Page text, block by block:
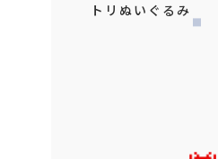
トリぬいぐるみ